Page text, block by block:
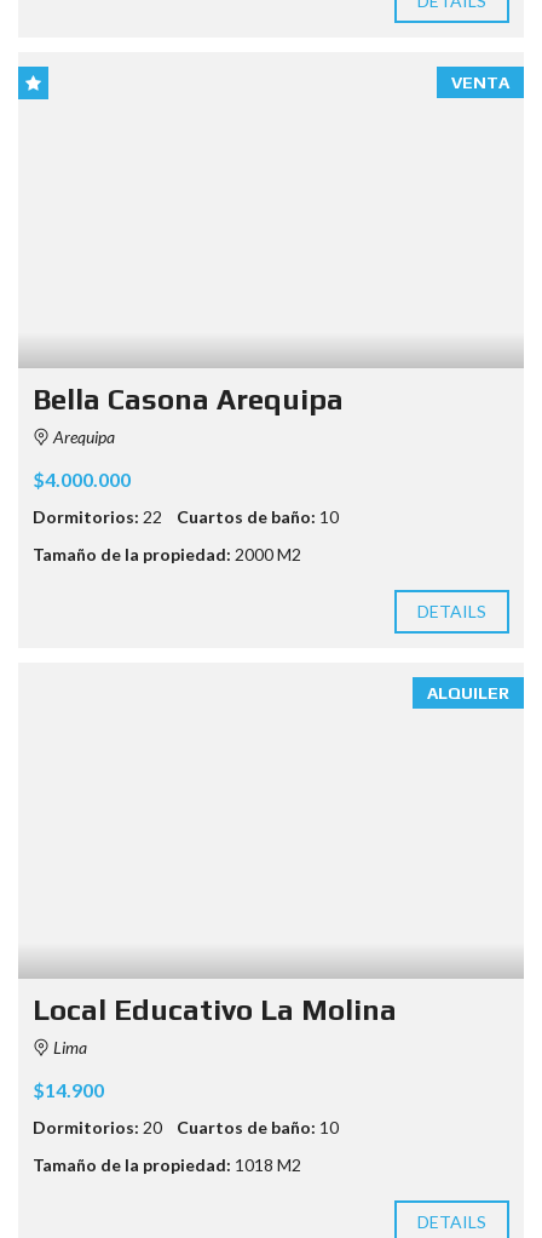
VENTA
Bella Casona Arequipa
Arequipa
$4.000.000
Dormitorios: 22 Cuartos de baño: 10
Tamaño de la propiedad: 2000 M2
DETAILS
ALQUILER
Local Educativo La Molina
Lima
$14.900
Dormitorios: 20 Cuartos de baño: 10
Tamaño de la propiedad: 1018 M2
DETAILS